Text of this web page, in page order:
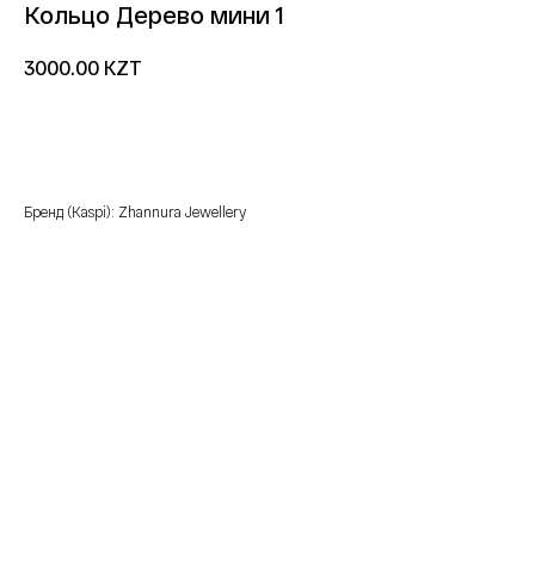
Кольцо Дерево мини 1
3000.00 KZT
Бренд (Kaspi): Zhannura Jewellery